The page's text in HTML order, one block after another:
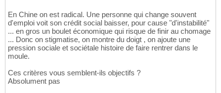
En Chine on est radical. Une personne qui change souvent
d'emploi voit son crédit social baisser, pour cause "d'instabilité"
... en gros un boulet économique qui risque de finir au chomage
... Donc on stigmatise, on montre du doigt , on ajoute une
pression sociale et sociétale histoire de faire rentrer dans le
moule.
Ces critères vous semblent-ils objectifs ?
Absolument pas